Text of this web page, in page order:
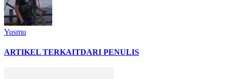
Yusmu
ARTIKEL TERKAITDARI PENULIS